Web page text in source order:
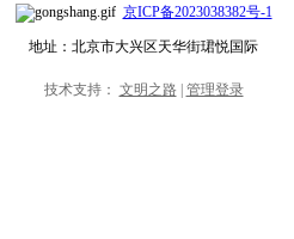
京ICP备2023038382号-1
地址：北京市大兴区天华街珺悦国际
技术支持： 文明之路| 管理登录